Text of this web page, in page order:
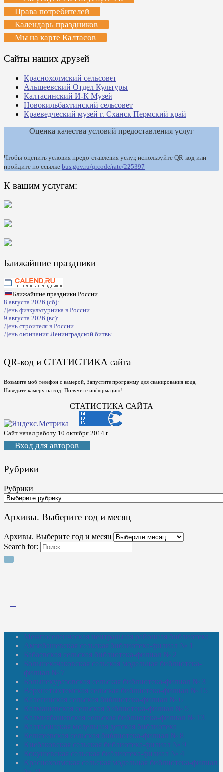
Права потребителей
Календарь праздников
Мы на карте Калтасов
Сайты наших друзей
Краснохолмский сельсовет
Альшеевский Отдел Культуры
Калтасинский И-К Музей
Новокильбахтинский сельсовет
Краеведческий музей г. Оханск Пермский край
Оценка качества условий предоставления услуг
Чтобы оценить условия предо-ставления услуг, используйте QR-код или
пройдите по ссылке bus.gov.ru/qrcode/rate/225397
К вашим услугам:
Ближайшие праздники
Ближайшие праздники России
8 августа 2026 (сб):
День физкультурника в России
9 августа 2026 (вс):
День строителя в России
День окончания Ленинградской битвы
QR-код и СТАТИСТИКА сайта
Возьмите моб телефон с камерой, Запустите программу для сканирования кода,
Наведите камеру на код, Получите информацию!
СТАТИСТИКА САЙТА
Сайт начал работу 10 октября 2014 г.
Вход для авторов
Рубрики
Рубрики
Архивы. Выберите год и месяц
Архивы. Выберите год и месяц
Search for:
Межпоселенческая центральная районная библиотека
Амзибашевская сельская библиотека-филиал № 1
Бабаевская сельская библиотека-филиал № 2
Большекачаковская сельская модельная библиотека-
филиал № 7
Большекуразовская сельская библиотека-филиал № 3
Верхнетыхтемская сельская библиотека-филиал № 15
Калегинская сельская библиотека-филиал № 6
Калмашевская сельская библиотека-филиал № 5
Калмиябашевская сельская библиотека-филиал № 13
Калтасинская модельная детская библиотека
Кельтеевская сельская библиотека-филиал № 8
Киебаковская сельская библиотека-филиал № 9
Кокушевская сельская библиотека-филиал № 4
Краснохолмская сельская модельная библиотека-филиал